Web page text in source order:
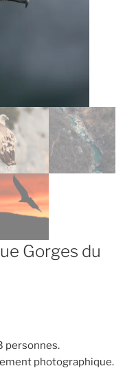
Gorges du
personnes.
photographique.